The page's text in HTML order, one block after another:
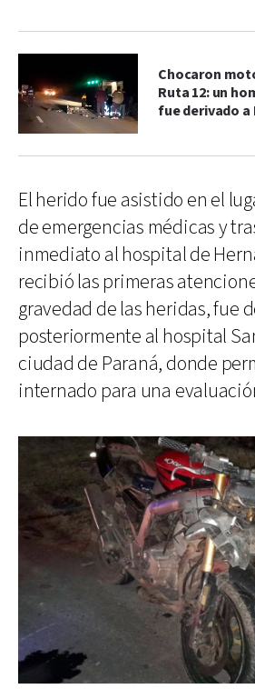
Chocaron
Ruta 12: un
fue derivado a
El herido fue asistido en el
de emergencias médicas y
inmediato al hospital de
recibió las primeras
gravedad de las heridas, fue
posteriormente al hospital
ciudad de Paraná, donde
internado para una